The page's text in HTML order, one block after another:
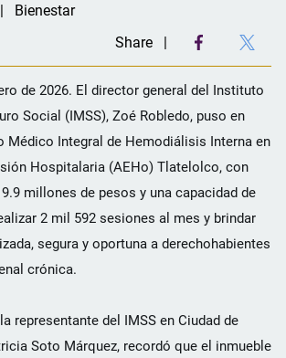
Bienestar
Share
de 2026. El director general del Instituto
Social (IMSS), Zoé Robledo, puso en
Médico Integral de Hemodiálisis Interna en
Hospitalaria (AEHo) Tlatelolco, con
millones de pesos y una capacidad de
2 mil 592 sesiones al mes y brindar
segura y oportuna a derechohabientes
crónica.
representante del IMSS en Ciudad de
Soto Márquez, recordó que el inmueble